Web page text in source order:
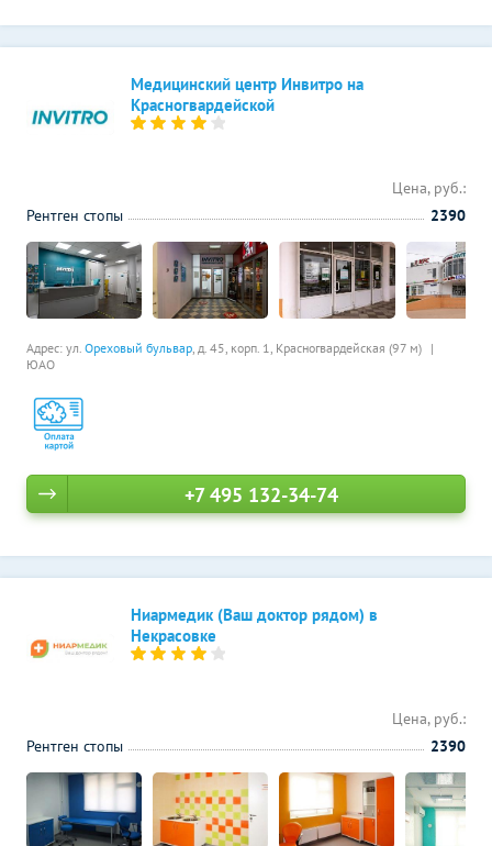
Медицинский центр Инвитро на
Красногвардейской
Адрес: ул. Ореховый бульвар, д. 45, корп. 1, Красногвардейская (97 м)
ЮАО
Цена, руб.:
Рентген стопы
2390
+7 495 132-34-74
Ниармедик (Ваш доктор рядом) в
Некрасовке
Цена, руб.:
Рентген стопы
2390